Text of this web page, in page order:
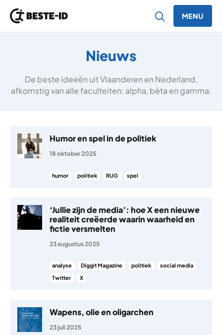
MENU
Nieuws
De beste ideeën uit Vlaanderen en Nederland,
afkomstig van alle faculteiten: alpha, bèta en gamma.
Humor en spel in de politiek
18 oktober 2025
humor politiek RUG spel
‘Jullie zijn de media’: hoe X een nieuwe
realiteit creëerde waarin waarheid en
fictie versmelten
23 augustus 2025
analyse Diggit Magazine politiek
social media
Twitter
X
Wapens, olie en oligarchen
23 juli 2025